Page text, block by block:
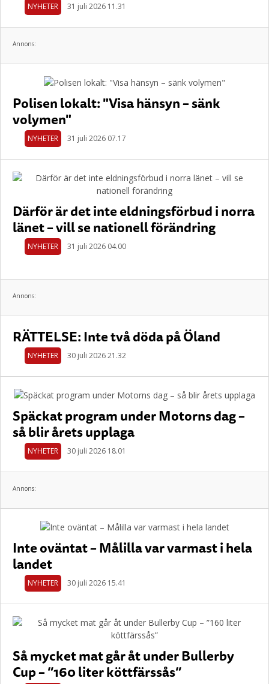
NYHETER 31 juli 2026 11.31
Annons:
Polisen lokalt: "Visa hänsyn – sänk
volymen"
NYHETER 31 juli 2026 07.17
Därför är det inte eldningsförbud i norra
länet – vill se nationell förändring
NYHETER 31 juli 2026 04.00
Annons:
RÄTTELSE: Inte två döda på Öland
NYHETER 30 juli 2026 21.32
Späckat program under Motorns dag –
så blir årets upplaga
NYHETER 30 juli 2026 18.01
Annons:
Inte oväntat – Målilla var varmast i hela
landet
NYHETER 30 juli 2026 15.41
Så mycket mat går åt under Bullerby
Cup – ”160 liter köttfärssås”